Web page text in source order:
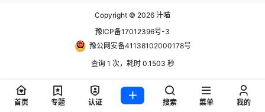
Copyright © 2026 汁喵
豫ICP备17012396号-3
豫公网安备41138102000178号
查询 1 次，耗时 0.1503 秒
首页 专题 认证 搜索 菜单 我的